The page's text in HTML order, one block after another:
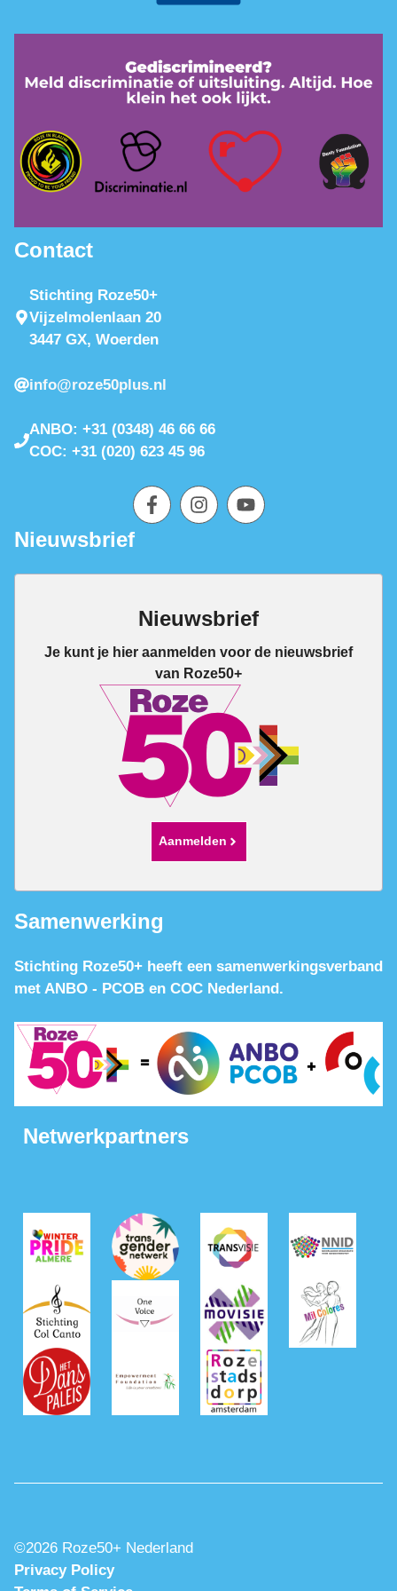
Contact
Stichting Roze50+
Vijzelmolenlaan 20
3447 GX, Woerden
info@roze50plus.nl
ANBO: +31 (0348) 46 66 66
COC: +31 (020) 623 45 96
Nieuwsbrief
Nieuwsbrief
Je kunt je hier aanmelden voor de nieuwsbrief
van Roze50+
Aanmelden
Samenwerking
Stichting Roze50+ heeft een samenwerkingsverband
met ANBO - PCOB en COC Nederland.
Netwerkpartners
©2026 Roze50+ Nederland
Privacy Policy